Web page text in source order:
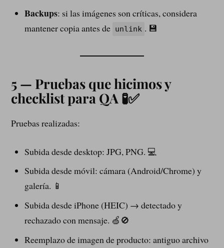
Backups: si las imágenes son críticas, considera
mantener copia antes de unlink . 💾
5 — Pruebas que hicimos y
checklist para QA 🧪✅
Pruebas realizadas:
Subida desde desktop: JPG, PNG. 💻
Subida desde móvil: cámara (Android/Chrome) y
galería. 📱
Subida desde iPhone (HEIC) → detectado y
rechazado con mensaje. 🍏🚫
Reemplazo de imagen de producto: antiguo archivo